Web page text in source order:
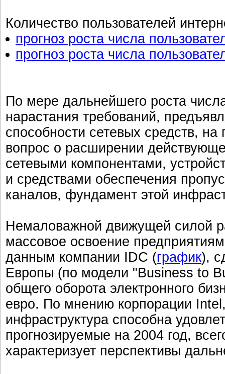
Количество пользователей
прогноз роста числа
прогноз роста числа
По мере дальнейшего роста
нарастания требований,
способности сетевых средств, на
вопрос о расширении
сетевыми компонентами,
и средствами обеспечения
каналов, фундамент этой
Немаловажной движущей силой
массовое освоение
данным компании IDC (график),
Европы (по модели "Business to
общего оборота электронного
евро. По мнению корпорации
инфраструктура способна
прогнозируемые на 2004 год,
характеризует перспективы